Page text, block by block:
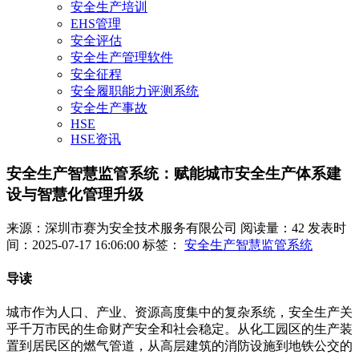
安全生产培训
EHS管理
安全评估
安全生产管理软件
安全征程
安全履职能力评测系统
安全生产事故
HSE
HSE资讯
安全生产智慧监管系统：赋能城市安全生产体系建
设与智慧化管理升级
来源：深圳市赛为安全技术服务有限公司 阅读量：42 发表时
间：2025-07-17 16:06:00 标签： 安全生产智慧监管系统
导读
城市作为人口、产业、资源高度集中的复杂系统，安全生产关
乎千万市民的生命财产安全和社会稳定。从化工园区的生产装
置到居民区的燃气管道，从高层建筑的消防设施到地铁公交的